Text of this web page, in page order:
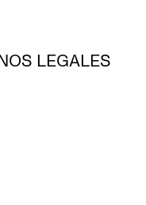
LEGALES